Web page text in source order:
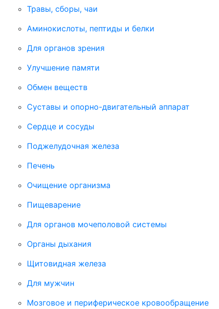
Травы, сборы, чаи
Аминокислоты, пептиды и белки
Для органов зрения
Улучшение памяти
Обмен веществ
Суставы и опорно-двигательный аппарат
Сердце и сосуды
Поджелудочная железа
Печень
Очищение организма
Пищеварение
Для органов мочеполовой системы
Органы дыхания
Щитовидная железа
Для мужчин
Мозговое и периферическое кровообращение